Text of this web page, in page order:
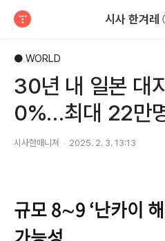
시사 한겨
● WORLD
30년 내 일본 대
0%…최대 22만
시사한매니져 2025. 2. 3. 13:13
규모 8∼9 ‘난카이